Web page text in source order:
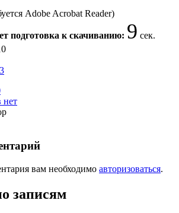
Adobe Acrobat Reader)
подготовка к скачиванию: 9 сек.
нет
вам необходимо авторизоваться.
записям